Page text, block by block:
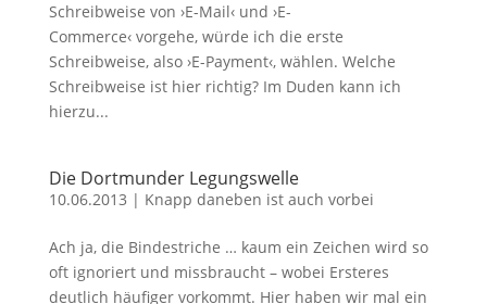
Schreibweise von ›E-Mail‹ und ›E-
Commerce‹ vorgehe, würde ich die erste
Schreibweise, also ›E-Payment‹, wählen. Welche
Schreibweise ist hier richtig? Im Duden kann ich
hierzu...
Die Dortmunder Legungswelle
10.06.2013 | Knapp daneben ist auch vorbei
Ach ja, die Bindestriche … kaum ein Zeichen wird so
oft ignoriert und missbraucht – wobei Ersteres
deutlich häufiger vorkommt. Hier haben wir mal ein